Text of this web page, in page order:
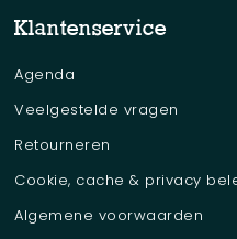
Klantenservice
Agenda
Veelgestelde vragen
Retourneren
Cookie, cache & privacy
Algemene voorwaarden